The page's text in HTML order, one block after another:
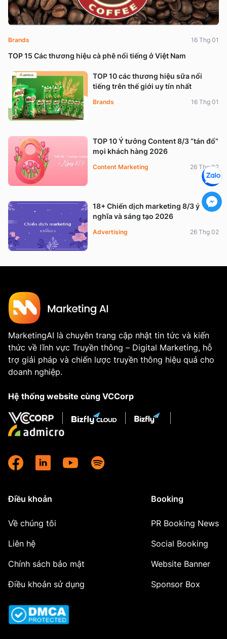
TOP 15 Các thương hiệu cà phê nổi tiếng ở Việt Nam
Brands 16 Thg 01
TOP 10 các thương hiệu sữa nổi
tiếng trên thế giới uy tín nhất
Brands 16 Thg 01
TOP 10 Ý tưởng Content 8/3 “tán đổ”
mọi khách hàng 2026
Content Marketing 26 Thg 02
18+ Chiến dịch marketing 8/3 ý
nghĩa và sáng tạo 2026
Advertising 26 Thg 02
MarketingAI là chuyên trang cập nhật tin tức và kiến
thức về lĩnh vực Truyền thông – Digital Marketing, hỗ
trợ giải pháp và chiến lược truyền thông hiệu quả cho
doanh nghiệp.
Hệ thống website cùng VCCorp
Điều khoản
Về chúng tôi
Liên hệ
Chính sách bảo mật
Điều khoản sử dụng
Booking
PR Booking News
Social Booking
Website Banner
Sponsor Box